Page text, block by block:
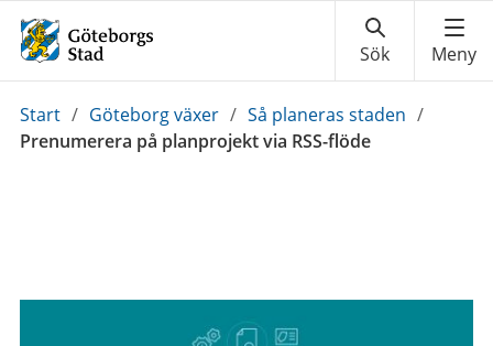
Du
är
Start / Göteborg växer / Så planeras staden /
Prenumerera på planprojekt via RSS-flöde